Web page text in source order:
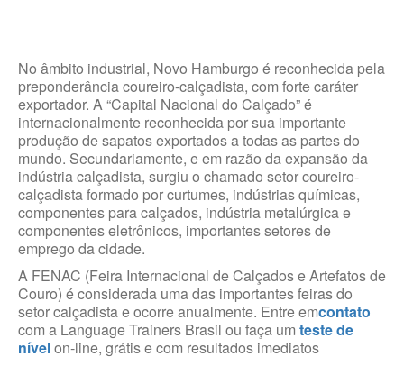
No âmbito industrial, Novo Hamburgo é reconhecida pela
preponderância coureiro-calçadista, com forte caráter
exportador. A “Capital Nacional do Calçado” é
internacionalmente reconhecida por sua importante
produção de sapatos exportados a todas as partes do
mundo. Secundariamente, e em razão da expansão da
indústria calçadista, surgiu o chamado setor coureiro-
calçadista formado por curtumes, indústrias químicas,
componentes para calçados, indústria metalúrgica e
componentes eletrônicos, importantes setores de
emprego da cidade.
A FENAC (Feira Internacional de Calçados e Artefatos de
Couro) é considerada uma das importantes feiras do
setor calçadista e ocorre anualmente. Entre emcontato
com a Language Trainers Brasil ou faça um teste de
nívelon-line, grátis e com resultados imediatos